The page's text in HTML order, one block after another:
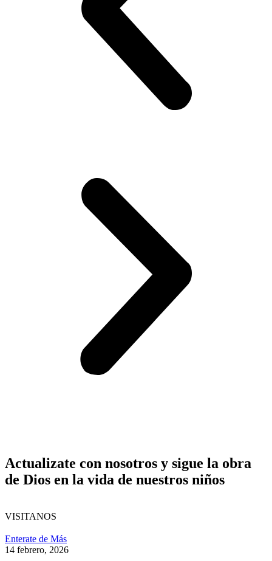
Actualizate con nosotros y sigue la obra
de Dios en la vida de nuestros niños
VISITANOS
Enterate de Más
14 febrero, 2026